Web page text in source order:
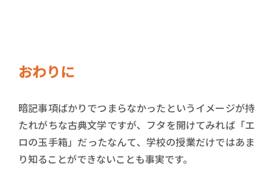
おわりに
暗記事項ばかりでつまらなかったというイメージが持
たれがちな古典文学ですが、フタを開けてみれば「エ
ロの玉手箱」だったなんて、学校の授業だけではあま
り知ることができないことも事実です。